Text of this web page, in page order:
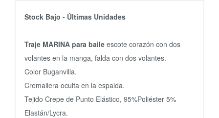
Stock Bajo - Últimas Unidades
Traje MARINA para baile escote corazón con dos
volantes en la manga, falda con dos volantes.
Color Buganvilla.
Cremallera oculta en la espalda.
Tejido Crepe de Punto Elástico, 95%Poliéster 5%
Elastán/Lycra.